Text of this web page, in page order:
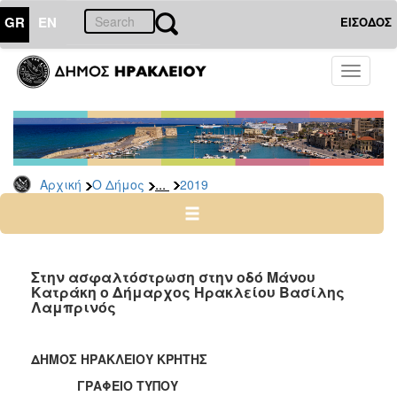
GR EN ΕΙΣΟΔΟΣ
Toggle
Αρχική Ο Δήμος ... 2019
ΔΗΜΟΣ
Δελτία
Τύπου
Αρχείο
2026
2024
2022
2021
Στην ασφαλτόστρωση στην οδό Μάνου
Κατράκη ο Δήμαρχος Ηρακλείου Βασίλης
Λαμπρινός
ΔΗΜΟΣ ΗΡΑΚΛΕΙΟΥ ΚΡΗΤΗΣ
ΓΡΑΦΕΙΟ ΤΥΠΟΥ